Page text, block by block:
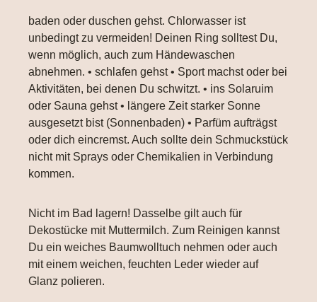
baden oder duschen gehst. Chlorwasser ist
unbedingt zu vermeiden! Deinen Ring solltest Du,
wenn möglich, auch zum Händewaschen
abnehmen. • schlafen gehst • Sport machst oder bei
Aktivitäten, bei denen Du schwitzt. • ins Solaruim
oder Sauna gehst • längere Zeit starker Sonne
ausgesetzt bist (Sonnenbaden) • Parfüm aufträgst
oder dich eincremst. Auch sollte dein Schmuckstück
nicht mit Sprays oder Chemikalien in Verbindung
kommen.
Nicht im Bad lagern! Dasselbe gilt auch für
Dekostücke mit Muttermilch. Zum Reinigen kannst
Du ein weiches Baumwolltuch nehmen oder auch
mit einem weichen, feuchten Leder wieder auf
Glanz polieren.